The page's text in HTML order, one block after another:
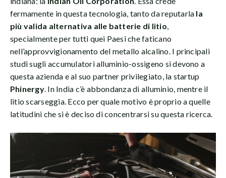
fermamente in questa tecnologia, tanto da reputarla la
più valida alternativa alle batterie di litio
specialmente per tutti quei Paesi che faticano
nell’approvvigionamento del metallo alcalino. I principali
studi sugli accumulatori alluminio-ossigeno si devono a
questa azienda e al suo partner privilegiato, la startup
Phinergy. In India c’è abbondanza di alluminio, mentre il
litio scarseggia. Ecco per quale motivo è proprio a quelle
latitudini che si è deciso di concentrarsi su questa ricerca.